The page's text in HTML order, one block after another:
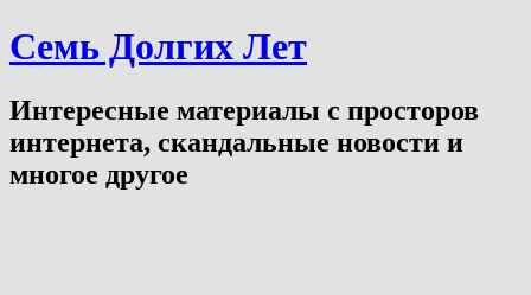
Семь Долгих Лет
Интересные материалы с просторов
интернета, скандальные новости и
многое другое